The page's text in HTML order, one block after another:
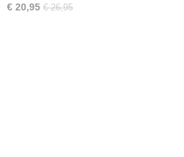
€ 20,95 € 26,95